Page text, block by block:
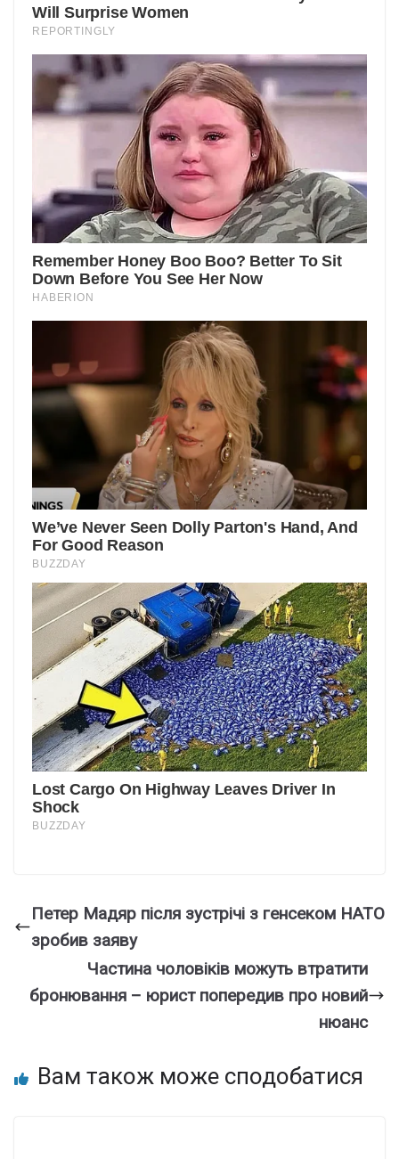
Петер Мадяр після зустрічі з генсеком НАТО
зробив заяву
Частина чоловіків можуть втратити
бронювання – юрист попередив про новий
нюанс
Вам також може сподобатися